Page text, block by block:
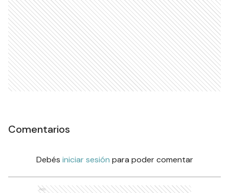
Comentarios
Debés iniciar sesión para poder comentar
Ads